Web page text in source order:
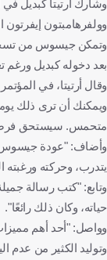
وولفرهامبتون إيفرتون
وتمكن جيسوس من
بعد دخوله كبديل ورغم
وقال أرتيتا، في
ويمكنك أن ترى ذلك
متحمس. سيستحق فرصة
وأضاف: "عودة جيسوس
يتدرب، وحركته ورغبته
وتابع: "كتب رسالة
حياته، وكان ذلك رائعًا".
وواصل: "أحد أهم
وتوليد الكثير من عدم